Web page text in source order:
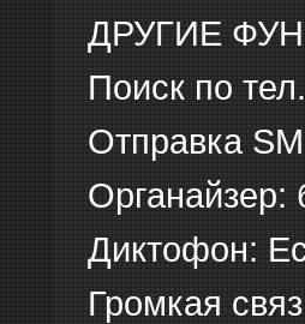
ДРУГИЕ
Поиск по
Отправка
Органайзер:
Диктофон:
Громкая